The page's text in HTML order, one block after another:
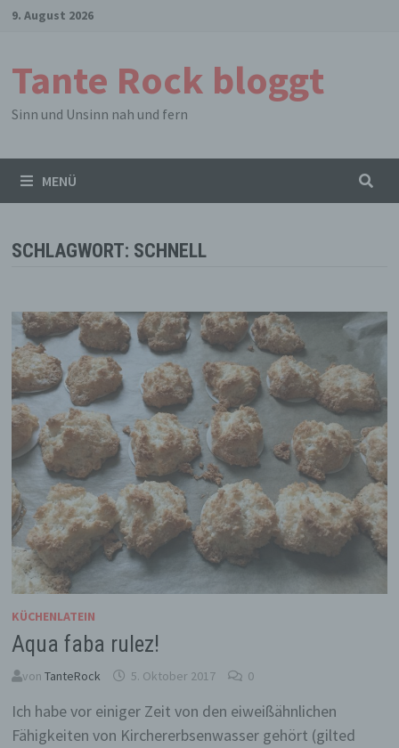
Zum9. August 2026
Tante Rock bloggt
Sinn und Unsinn nah und fern
MENÜ
SCHLAGWORT: SCHNELL
KÜCHENLATEIN
Aqua faba rulez!
von TanteRock 5. Oktober 2017 0
Ich habe vor einiger Zeit von den eiweißähnlichen
Fähigkeiten von Kirchererbsenwasser gehört (gilted